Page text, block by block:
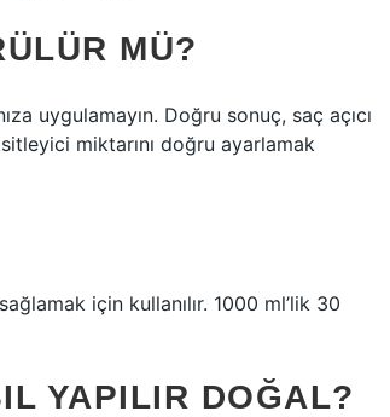
MÜ?
uygulamayın. Doğru sonuç, saç açıcı
miktarını doğru ayarlamak
için kullanılır. 1000 ml’lik 30
YAPILIR DOĞAL?